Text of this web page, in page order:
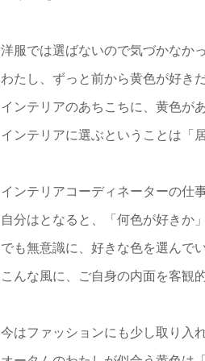
洋服では選ばないので気づかなか
わたし、ずっと前から黄色が好き
インテリアのあちこちに、黄色が
インテリアに選ぶということは「
インテリアコーディネーターの仕
自分はとなると、「何色が好きか
でも無意識に、好きな色を選んで
こんな風に、ご自身の内面を客観
今はファッションにも少し取り入